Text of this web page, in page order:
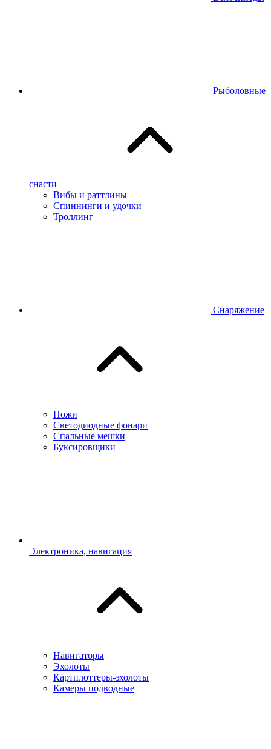
Рыболовные
снасти
Вибы и раттлины
Спиннинги и удочки
Троллинг
Снаряжение
Ножи
Светодиодные фонари
Спальные мешки
Буксировщики
Электроника, навигация
Навигаторы
Эхолоты
Картплоттеры-эхолоты
Камеры подводные